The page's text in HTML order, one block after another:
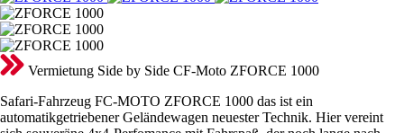
Vermietung Side by Side CF-Moto ZFORCE 1000
Safari-Fahrzeug FC-MOTO ZFORCE 1000 das ist ein
automatikgetriebener Geländewagen neuester Technik. Hier vereint